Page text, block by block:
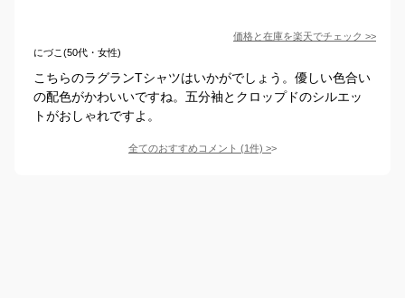
価格と在庫を楽天でチェック >>
にづこ(50代・女性)
こちらのラグランTシャツはいかがでしょう。優しい色合い
の配色がかわいいですね。五分袖とクロップドのシルエッ
トがおしゃれですよ。
全てのおすすめコメント (1件) >